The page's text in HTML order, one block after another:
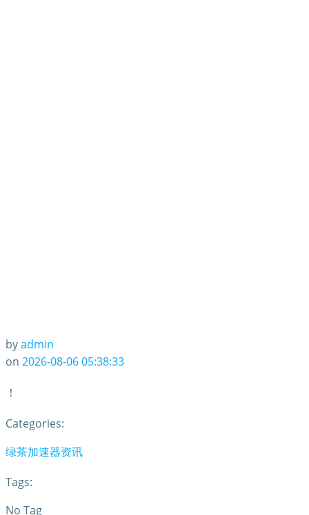
byadmin
on 2026-08-06 05:38:33
！
Categories:
绿茶加速器资讯
Tags:
No Tag